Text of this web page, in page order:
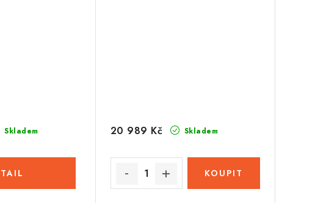
Skladem Skladem
20 989 Kč